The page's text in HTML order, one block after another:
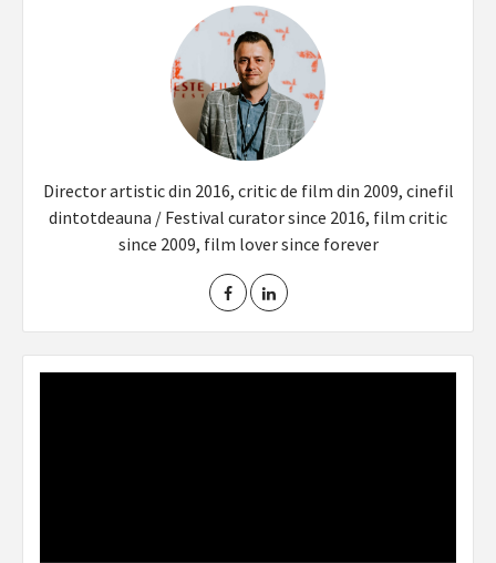
Director artistic din 2016, critic de film din 2009, cinefil
dintotdeauna / Festival curator since 2016, film critic
since 2009, film lover since forever